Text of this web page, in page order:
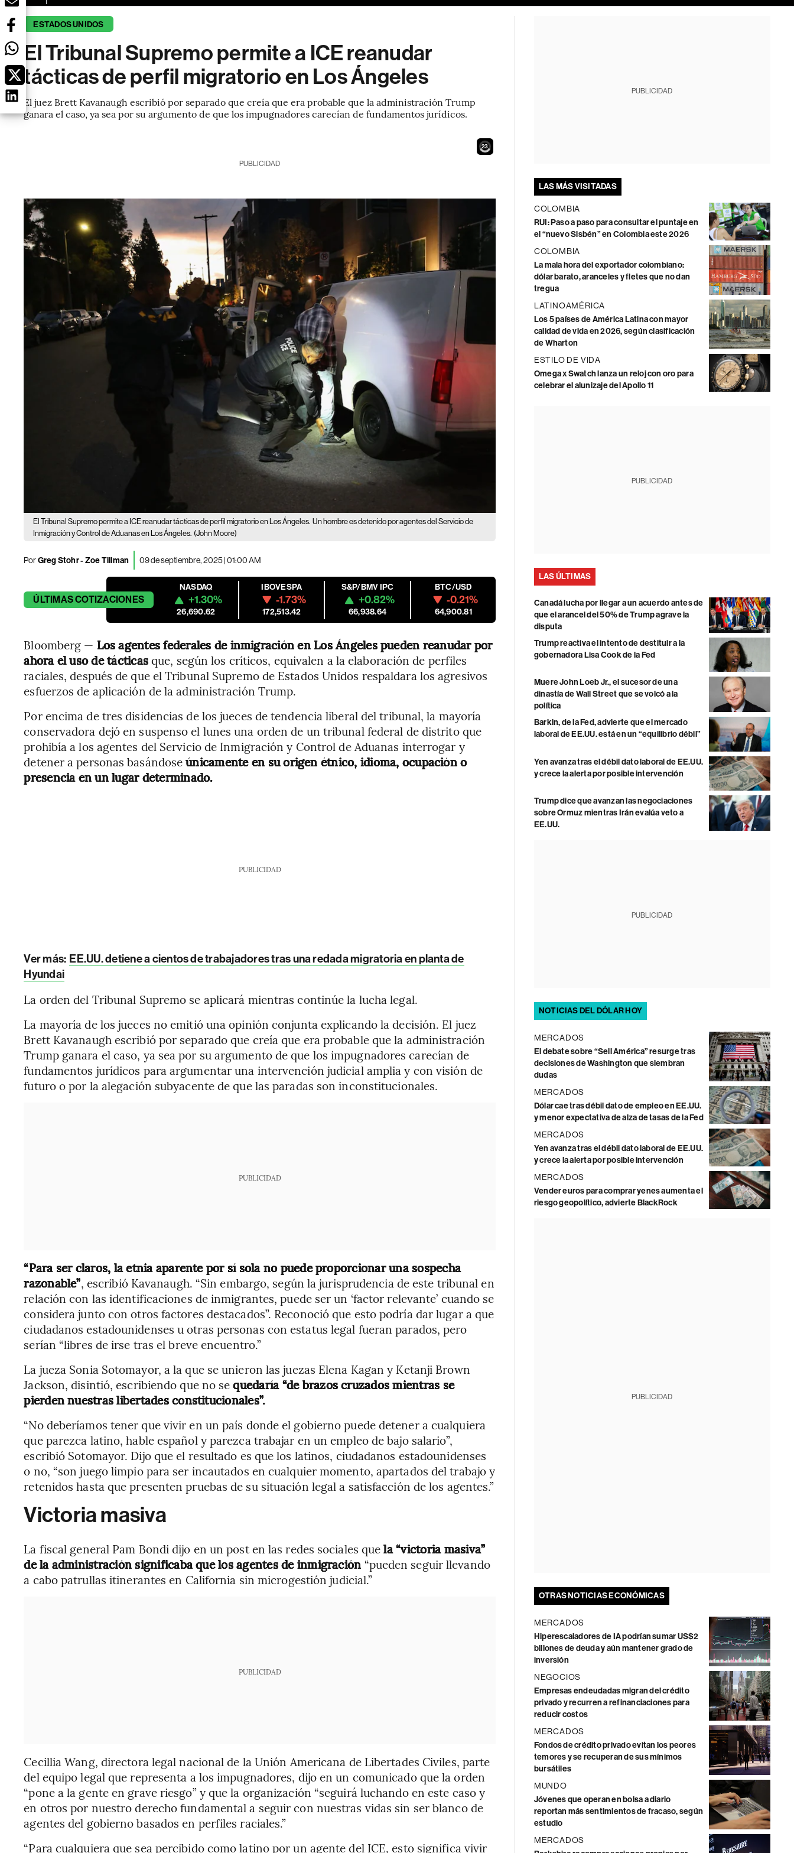
ESTADOS UNIDOS
El Tribunal Supremo permite a ICE reanudar
tácticas de perfil migratorio en Los Ángeles
El juez Brett Kavanaugh escribió por separado que creía que era probable que la administración Trump
ganara el caso, ya sea por su argumento de que los impugnadores carecían de fundamentos jurídicos.
22
PUBLICIDAD
El Tribunal Supremo permite a ICE reanudar tácticas de perfil migratorio en Los Ángeles. Un hombre es detenido por agentes del Servicio de
Inmigración y Control de Aduanas en Los Ángeles. (John Moore)
PorGreg Stohr - Zoe Tillman 09 de septiembre, 2025 | 01:00 AM
ÚLTIMASCOTIZACIONES
NASDAQ
+1.30%
26,690.62
IBOVESPA
-1.73%
172,513.42
S&P/BMV IPC
+0.82%
66,938.64
BTC/USD
-0.21%
64,900.81
Bloomberg — Los agentes federales de inmigración en Los Ángeles pueden reanudar por
ahora el uso de tácticasque, según los críticos, equivalen a la elaboración de perfiles
raciales, después de que el Tribunal Supremo de Estados Unidos respaldara los agresivos
esfuerzos de aplicación de la administración Trump.
Por encima de tres disidencias de los jueces de tendencia liberal del tribunal, la mayoría
conservadora dejó en suspenso el lunes una orden de un tribunal federal de distrito que
prohibía a los agentes del Servicio de Inmigración y Control de Aduanas interrogar y
detener a personas basándoseúnicamente en su origen étnico, idioma, ocupación o
presencia en un lugar determinado.
PUBLICIDAD
Ver más: EE.UU. detiene a cientos de trabajadores tras una redada migratoria en planta de
Hyundai
La orden del Tribunal Supremo se aplicará mientras continúe la lucha legal.
La mayoría de los jueces no emitió una opinión conjunta explicando la decisión. El juez
Brett Kavanaugh escribió por separado que creía que era probable que la administración
Trump ganara el caso, ya sea por su argumento de que los impugnadores carecían de
fundamentos jurídicos para argumentar una intervención judicial amplia y con visión de
futuro o por la alegación subyacente de que las paradas son inconstitucionales.
PUBLICIDAD
“Para ser claros, la etnia aparente por sí sola no puede proporcionar una sospecha
razonable”, escribió Kavanaugh. “Sin embargo, según la jurisprudencia de este tribunal en
relación con las identificaciones de inmigrantes, puede ser un ‘factor relevante’ cuando se
considera junto con otros factores destacados”. Reconoció que esto podría dar lugar a que
ciudadanos estadounidenses u otras personas con estatus legal fueran parados, pero
serían “libres de irse tras el breve encuentro.”
La jueza Sonia Sotomayor, a la que se unieron las juezas Elena Kagan y Ketanji Brown
Jackson, disintió, escribiendo que no sequedaría “de brazos cruzados mientras se
pierden nuestras libertades constitucionales”.
“No deberíamos tener que vivir en un país donde el gobierno puede detener a cualquiera
que parezca latino, hable español y parezca trabajar en un empleo de bajo salario”,
escribió Sotomayor. Dijo que el resultado es que los latinos, ciudadanos estadounidenses
o no, “son juego limpio para ser incautados en cualquier momento, apartados del trabajo y
retenidos hasta que presenten pruebas de su situación legal a satisfacción de los agentes.”
Victoria masiva
La fiscal general Pam Bondi dijo en un post en las redes sociales quela “victoria masiva”
de la administración significaba que los agentes de inmigración “pueden seguir llevando
a cabo patrullas itinerantes en California sin microgestión judicial.”
PUBLICIDAD
Cecillia Wang, directora legal nacional de la Unión Americana de Libertades Civiles, parte
del equipo legal que representa a los impugnadores, dijo en un comunicado que la orden
“pone a la gente en grave riesgo” y que la organización “seguirá luchando en este caso y
en otros por nuestro derecho fundamental a seguir con nuestras vidas sin ser blanco de
agentes del gobierno basados en perfiles raciales.”
“Para cualquiera que sea percibido como latino por un agente del ICE, esto significa vivir
PUBLICIDAD
LAS MÁS VISITADAS
COLOMBIA
RUI: Paso a paso para consultar el puntaje en
el “nuevo Sisbén” en Colombia este 2026
COLOMBIA
La mala hora del exportador colombiano:
dólar barato, aranceles y fletes que no dan
tregua
LATINOAMÉRICA
Los 5 países de América Latina con mayor
calidad de vida en 2026, según clasificación
de Wharton
ESTILO DE VIDA
Omega x Swatch lanza un reloj con oro para
celebrar el alunizaje del Apollo 11
PUBLICIDAD
LAS ÚLTIMAS
Canadá lucha por llegar a un acuerdo antes de
que el arancel del 50% de Trump agrave la
disputa
Trump reactiva el intento de destituir a la
gobernadora Lisa Cook de la Fed
Muere John Loeb Jr., el sucesor de una
dinastía de Wall Street que se volcó a la
política
Barkin, de la Fed, advierte que el mercado
laboral de EE.UU. está en un “equilibrio débil”
Yen avanza tras el débil dato laboral de EE.UU.
y crece la alerta por posible intervención
Trump dice que avanzan las negociaciones
sobre Ormuz mientras Irán evalúa veto a
EE.UU.
PUBLICIDAD
NOTICIAS DEL DÓLAR HOY
MERCADOS
El debate sobre “Sell América” resurge tras
decisiones de Washington que siembran
dudas
MERCADOS
Dólar cae tras débil dato de empleo en EE.UU.
y menor expectativa de alza de tasas de la Fed
MERCADOS
Yen avanza tras el débil dato laboral de EE.UU.
y crece la alerta por posible intervención
MERCADOS
Vender euros para comprar yenes aumenta el
riesgo geopolítico, advierte BlackRock
PUBLICIDAD
OTRAS NOTICIAS ECONÓMICAS
MERCADOS
Hiperescaladores de IA podrían sumar US$2
billones de deuda y aún mantener grado de
inversión
NEGOCIOS
Empresas endeudadas migran del crédito
privado y recurren a refinanciaciones para
reducir costos
MERCADOS
Fondos de crédito privado evitan los peores
temores y se recuperan de sus mínimos
bursátiles
MUNDO
Jóvenes que operan en bolsa a diario
reportan más sentimientos de fracaso, según
estudio
MERCADOS